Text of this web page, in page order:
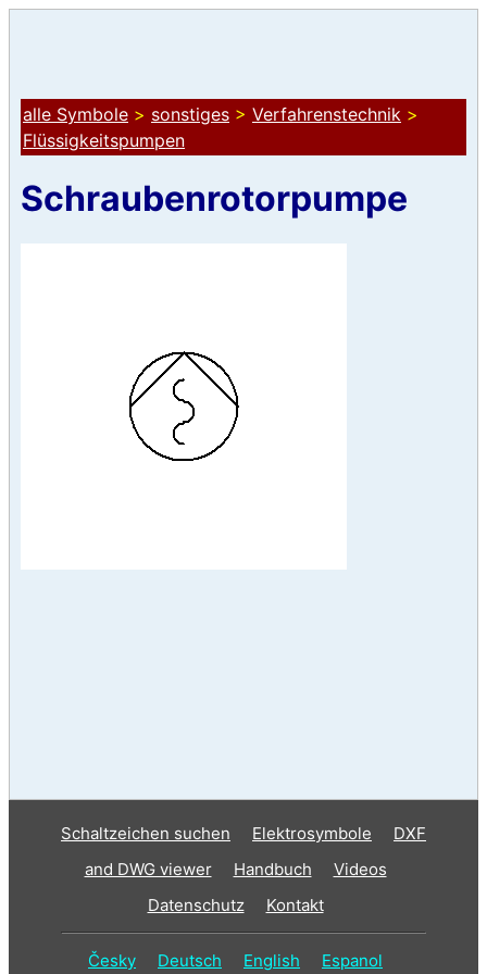
alle Symbole > sonstiges > Verfahrenstechnik >
Flüssigkeitspumpen
Schraubenrotorpumpe
Schaltzeichen suchen Elektrosymbole
DXF
and DWG viewer
Handbuch
Videos
Datenschutz
Kontakt
Česky Deutsch English Espanol